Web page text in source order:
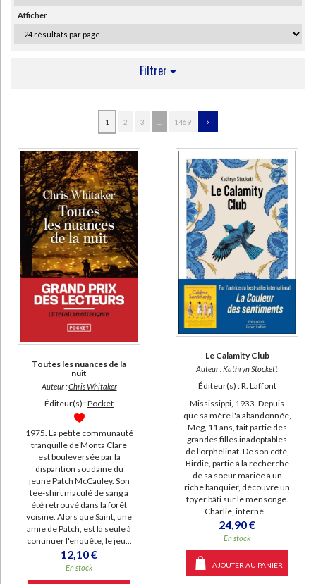
Classiques scolaires
Histoire de France
Culture scientifique
Afficher
Filtrer
Mannheim, Charles (589)
Bloche, Arthur (347)
Paulme, Marius (207)
Zweig, Stefan (170)
Féral, Eugène (163)
Petit, Georges (134)
Delteil, Loÿs (133)
Dhios (122)
SUPPORT
livre (17368)
poche (8753)
IAD (8706)
document-audio (200)
revue (106)
coffret (94)
logiciel-educatif (21)
SÉRIE
Oeuvres (43)
Oeuvres complètes (43)
Oeuvres romanesques (18)
1 2 3 1469
Toutes les nuances de la
nuit
Auteur :Chris Whitaker
Éditeur(s) :Pocket
1975. La petite communauté
tranquille de Monta Clare
est bouleversée par la
disparition soudaine du
jeune Patch McCauley. Son
tee-shirt maculé de sang a
été retrouvé dans la forêt
voisine. Alors que Saint, une
amie de Patch, est la seule à
continuer l'enquête, le jeu...
12,10 €
En stock
Le Calamity Club
Auteur :Kathryn Stockett
Éditeur(s) :R. Laffont
Mississippi, 1933. Depuis
que sa mère l'a abandonnée,
Meg, 11 ans, fait partie des
grandes filles inadoptables
de l'orphelinat. De son côté,
Birdie, partie à la recherche
de sa soeur mariée à un
riche banquier, découvre un
foyer bâti sur le mensonge.
Charlie, interné...
24,90 €
En stock
AJOUTER AU PANIER